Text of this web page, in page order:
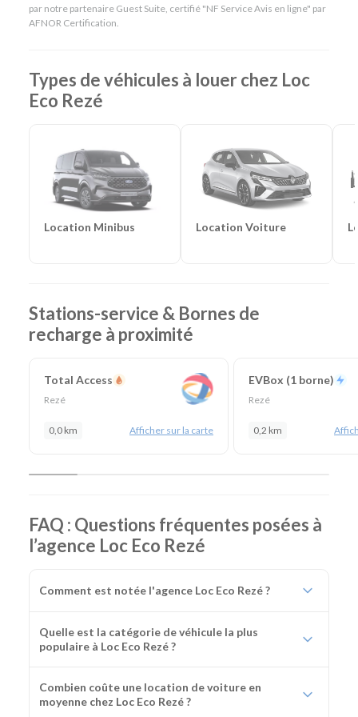
par notre partenaire Guest Suite, certifié "NF Service Avis en ligne" par
AFNOR Certification.
Types de véhicules à louer chez Loc
Eco Rezé
Location Minibus Location Voiture
Stations-service & Bornes de
recharge à proximité
Total Access
Rezé
0,0 km Afficher sur la carte
EVBox (1 borne)
Rezé
0,2 km
FAQ : Questions fréquentes posées à
l’agence Loc Eco Rezé
Comment est notée l'agence Loc Eco Rezé ?
Quelle est la catégorie de véhicule la plus
populaire à Loc Eco Rezé ?
Combien coûte une location de voiture en
moyenne chez Loc Eco Rezé ?